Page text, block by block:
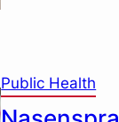
Public Health